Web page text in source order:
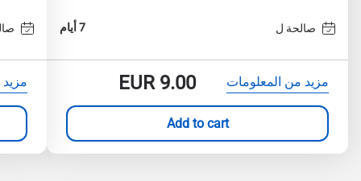
صالحة ل 7 أيام
مزيد من المعلومات EUR9.00
Add to cart